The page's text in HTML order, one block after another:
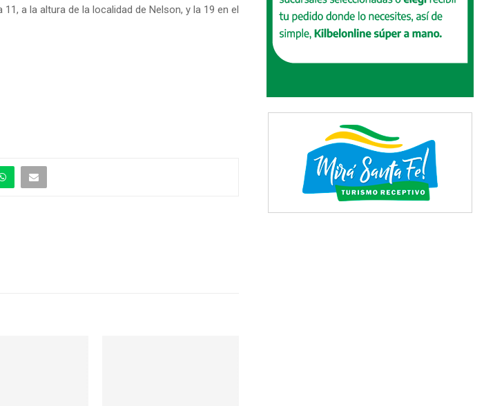
11, a la altura de la localidad de Nelson, y la 19 en el